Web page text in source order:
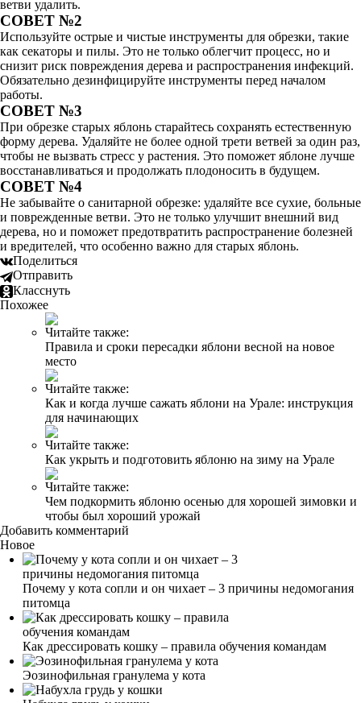
ветви удалить.
СОВЕТ №2
Используйте острые и чистые инструменты для обрезки, такие
как секаторы и пилы. Это не только облегчит процесс, но и
снизит риск повреждения дерева и распространения инфекций.
Обязательно дезинфицируйте инструменты перед началом
работы.
СОВЕТ №3
При обрезке старых яблонь старайтесь сохранять естественную
форму дерева. Удаляйте не более одной трети ветвей за один раз,
чтобы не вызвать стресс у растения. Это поможет яблоне лучше
восстанавливаться и продолжать плодоносить в будущем.
СОВЕТ №4
Не забывайте о санитарной обрезке: удаляйте все сухие, больные
и поврежденные ветви. Это не только улучшит внешний вид
дерева, но и поможет предотвратить распространение болезней
и вредителей, что особенно важно для старых яблонь.
Поделиться
Отправить
Класснуть
Похожее
Читайте также:
Правила и сроки пересадки яблони весной на новое
место
Читайте также:
Как и когда лучше сажать яблони на Урале: инструкция
для начинающих
Читайте также:
Как укрыть и подготовить яблоню на зиму на Урале
Читайте также:
Чем подкормить яблоню осенью для хорошей зимовки и
чтобы был хороший урожай
Добавить комментарий
Новое
Почему у кота сопли и он чихает – 3 причины недомогания
питомца
Как дрессировать кошку – правила обучения командам
Эозинофильная гранулема у кота